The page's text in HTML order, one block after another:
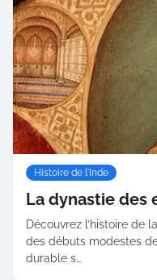
Histoire de l'Inde
La dynastie des
Découvrez l’histoire de
des débuts modestes
durable s…